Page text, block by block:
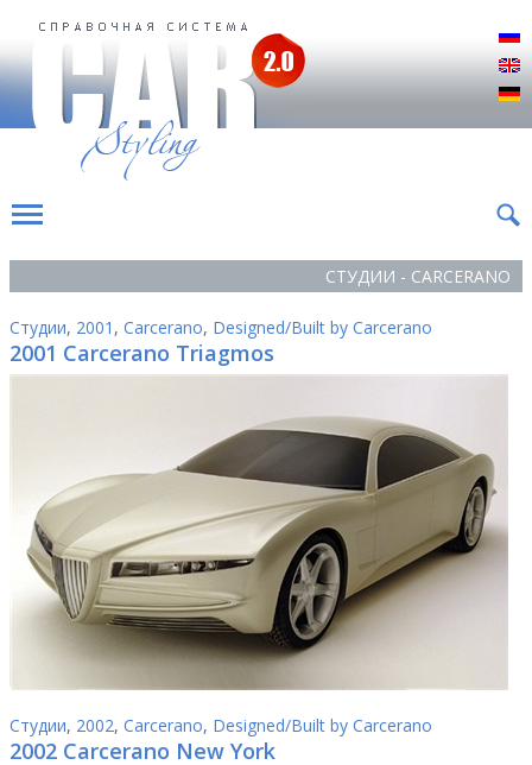
СТУДИИ - CARCERANO
Студии, 2001 , Carcerano, Designed/Built by Carcerano
2001 Carcerano Triagmos
Студии, 2002, Carcerano, Designed/Built by Carcerano
2002 Carcerano New York